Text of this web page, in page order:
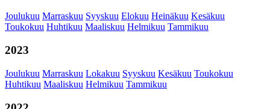
Joulukuu Marraskuu Syyskuu Elokuu Heinäkuu Kesäkuu
Toukokuu Huhtikuu Maaliskuu Helmikuu Tammikuu
2023
Joulukuu Marraskuu Lokakuu Syyskuu Kesäkuu Toukokuu
Huhtikuu Maaliskuu Helmikuu Tammikuu